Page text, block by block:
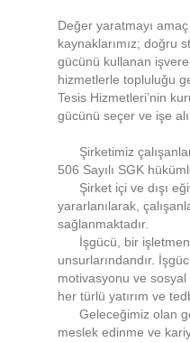
Değer yaratmayı
kaynaklarımız; doğru
gücünü kullanan
hizmetlerle topluluğu
Tesis Hizmetleri’nin
gücünü seçer ve işe
Şirketimiz
506 Sayılı SGK
Şirket içi ve dışı
yararlanılarak,
sağlanmaktadır.
İşgücü, bir
unsurlarındandır.
motivasyonu ve
her türlü yatırım ve
Geleceğimiz olan
meslek edinme ve